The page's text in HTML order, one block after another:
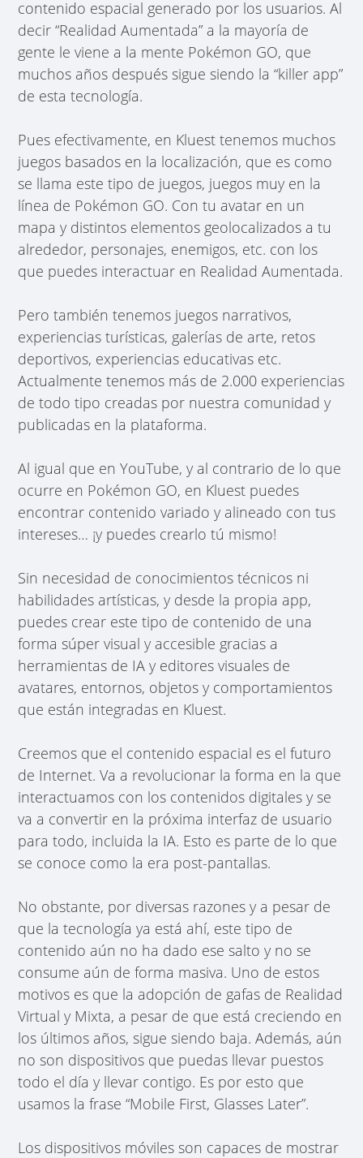
contenido espacial generado por los usuarios. Al
decir “Realidad Aumentada” a la mayoría de
gente le viene a la mente Pokémon GO, que
muchos años después sigue siendo la “killer app”
de esta tecnología.
Pues efectivamente, en Kluest tenemos muchos
juegos basados en la localización, que es como
se llama este tipo de juegos, juegos muy en la
línea de Pokémon GO. Con tu avatar en un
mapa y distintos elementos geolocalizados a tu
alrededor, personajes, enemigos, etc. con los
que puedes interactuar en Realidad Aumentada.
Pero también tenemos juegos narrativos,
experiencias turísticas, galerías de arte, retos
deportivos, experiencias educativas etc.
Actualmente tenemos más de 2.000 experiencias
de todo tipo creadas por nuestra comunidad y
publicadas en la plataforma.
Al igual que en YouTube, y al contrario de lo que
ocurre en Pokémon GO, en Kluest puedes
encontrar contenido variado y alineado con tus
intereses… ¡y puedes crearlo tú mismo!
Sin necesidad de conocimientos técnicos ni
habilidades artísticas, y desde la propia app,
puedes crear este tipo de contenido de una
forma súper visual y accesible gracias a
herramientas de IA y editores visuales de
avatares, entornos, objetos y comportamientos
que están integradas en Kluest.
Creemos que el contenido espacial es el futuro
de Internet. Va a revolucionar la forma en la que
interactuamos con los contenidos digitales y se
va a convertir en la próxima interfaz de usuario
para todo, incluida la IA. Esto es parte de lo que
se conoce como la era post-pantallas.
No obstante, por diversas razones y a pesar de
que la tecnología ya está ahí, este tipo de
contenido aún no ha dado ese salto y no se
consume aún de forma masiva. Uno de estos
motivos es que la adopción de gafas de Realidad
Virtual y Mixta, a pesar de que está creciendo en
los últimos años, sigue siendo baja. Además, aún
no son dispositivos que puedas llevar puestos
todo el día y llevar contigo. Es por esto que
usamos la frase “Mobile First, Glasses Later”.
Los dispositivos móviles son capaces de mostrar